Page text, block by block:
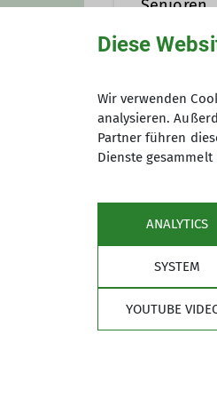
Senioren
Sektion
Diese
Wir verwenden
analysieren.
Partner führen
Dienste gesammelt
ANALYTICS
SYSTEM
YOUTUBE